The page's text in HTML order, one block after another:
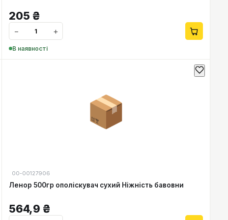
205 ₴
− +
В наявності
📦
00-00127906
Ленор 500гр ополіскувач сухий Ніжність бавовни
564,9 ₴